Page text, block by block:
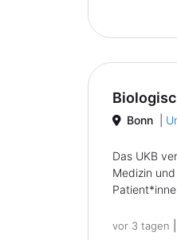
Bonn
Das UKB
Medizin
vor 3 tagen